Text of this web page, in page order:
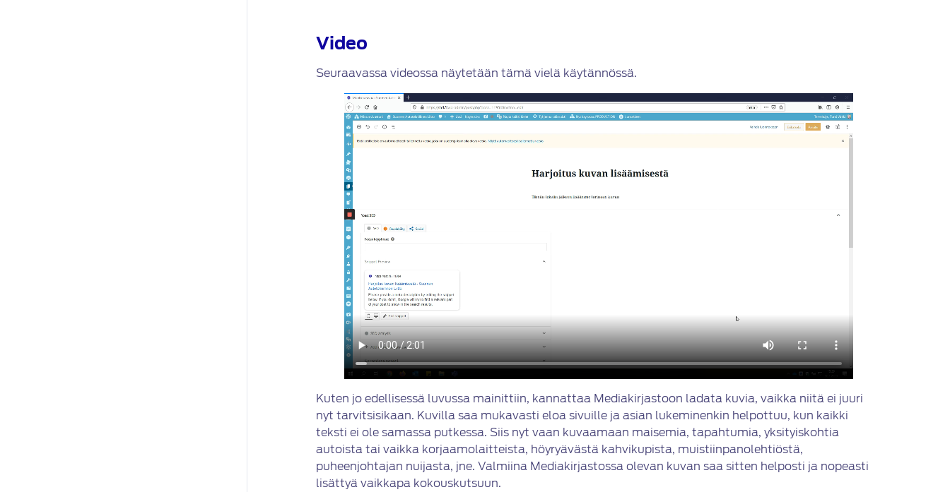
Video
Seuraavassa videossa näytetään tämä vielä käytännössä.
Kuten jo edellisessä luvussa mainittiin, kannattaa Mediakirjastoon ladata kuvia, vaikka niitä ei juuri
nyt tarvitsisikaan. Kuvilla saa mukavasti eloa sivuille ja asian lukeminenkin helpottuu, kun kaikki
teksti ei ole samassa putkessa. Siis nyt vaan kuvaamaan maisemia, tapahtumia, yksityiskohtia
autoista tai vaikka korjaamolaitteista, höyryävästä kahvikupista, muistiinpanolehtiöstä,
puheenjohtajan nuijasta, jne. Valmiina Mediakirjastossa olevan kuvan saa sitten helposti ja nopeasti
lisättyä vaikkapa kokouskutsuun.